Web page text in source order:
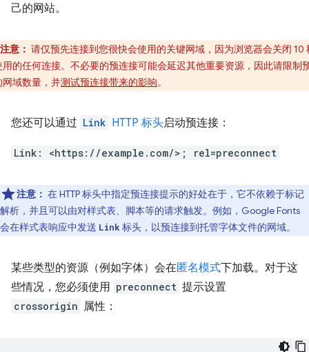
己的网站。
注意： 请仅预先连接到您很快会使用的关键网域，因为浏览器会关闭 10
用的任何连接。不必要的预连接可能会延迟其他重要资源，因此请限制
网域数量，并测试预连接带来的影响。
您还可以通过 Link HTTP 标头启动预连接：
Link: <https://example.com/>; rel=preconnect
注意： 在 HTTP 标头中指定预连接提示的好处在于，它不依赖于标记
解析，并且可以由对样式表、脚本等的请求触发。例如，Google Fonts
会在样式表响应中发送 Link 标头，以预连接到托管字体文件的网域。
某些类型的资源（例如字体）会在匿名模式下加载。对于这
些情况，您必须使用 preconnect 提示设置
crossorigin 属性：